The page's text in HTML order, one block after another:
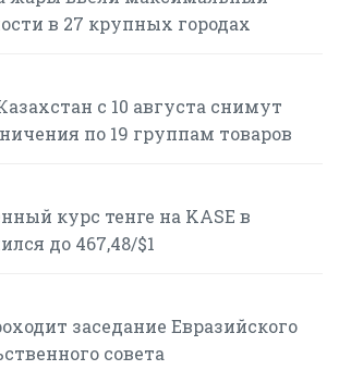
в 27 крупных городах
с 10 августа снимут
по 19 группам товаров
курс тенге на KASE в
до 467,48/$1
заседание Евразийского
совета